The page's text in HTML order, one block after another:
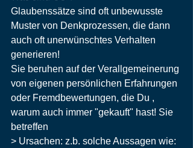
Glaubenssätze sind oft unbewusste
Muster von Denkprozessen, die dann
auch oft unerwünschtes Verhalten
generieren!
Sie beruhen auf der Verallgemeinerung
von eigenen persönlichen Erfahrungen
oder Fremdbewertungen, die Du ,
warum auch immer "gekauft" hast! Sie
betreffen
> Ursachen: z.b. solche Aussagen wie: